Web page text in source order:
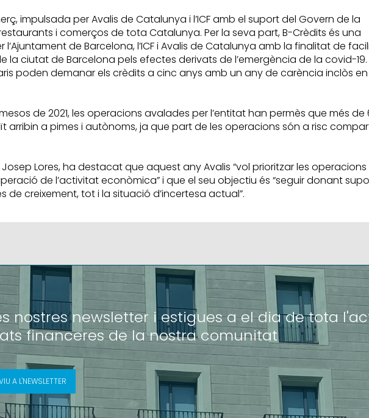
impulsada per Avalis de Catalunya i l’ICF amb el suport del Govern de la
i comerços de tota Catalunya. Per la seva part, B-Crèdits és una
de Barcelona, l’ICF i Avalis de Catalunya amb la finalitat de
la ciutat de Barcelona pels efectes derivats de l’emergència de la covid-19.
poden demanar els crèdits a cinc anys amb un any de carència inclòs en
de 2021, les operacions avalades per l’entitat han permès que més de
arribin a pimes i autònoms, ja que part de les operacions són a risc
Josep Lores, ha destacat que aquest any Avalis “vol prioritzar les operacions
de l’activitat econòmica” i que el seu objectiu és “seguir donant
de creixement, tot i la situació d’incertesa actual”.
nostres newsletter i estigues a el dia de tota
financeres de la nostra comunitat
A L'NEWSLETTER